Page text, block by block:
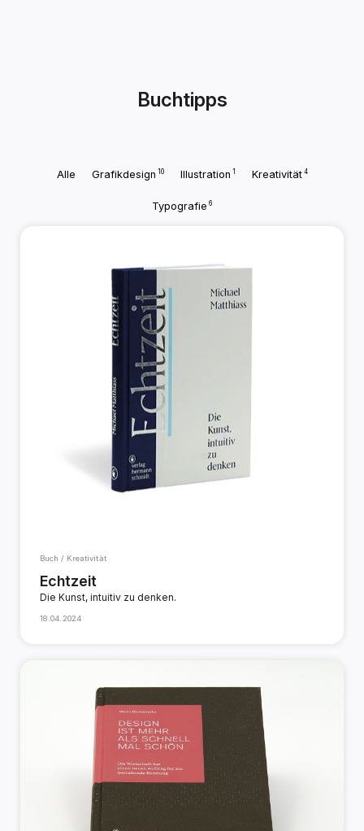
Buchtipps
Alle Grafikdesign 10 Illustration 1 Kreativität4
Typografie 6
Buch / Kreativität
Echtzeit
Die Kunst, intuitiv zu denken.
18.04.2024